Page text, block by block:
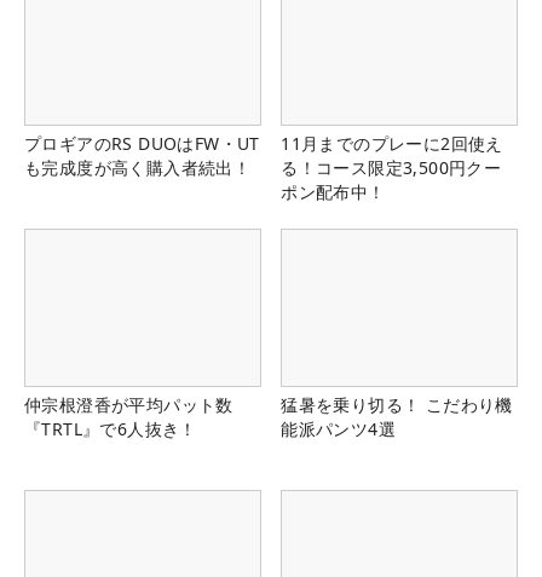
プロギアのRS DUOはFW・UT
も完成度が高く購入者続出！
11月までのプレーに2回使え
る！コース限定3,500円クー
ポン配布中！
仲宗根澄香が平均パット数
『TRTL』で6人抜き！
猛暑を乗り切る！ こだわり機
能派パンツ4選